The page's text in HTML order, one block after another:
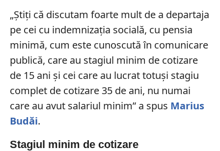
„Știți că discutam foarte mult de a departaja
pe cei cu indemnizația socială, cu pensia
minimă, cum este cunoscută în comunicare
publică, care au stagiul minim de cotizare
de 15 ani și cei care au lucrat totuși stagiu
complet de cotizare 35 de ani, nu numai
care au avut salariul minim” a spus Marius
Budăi.
Stagiul minim de cotizare